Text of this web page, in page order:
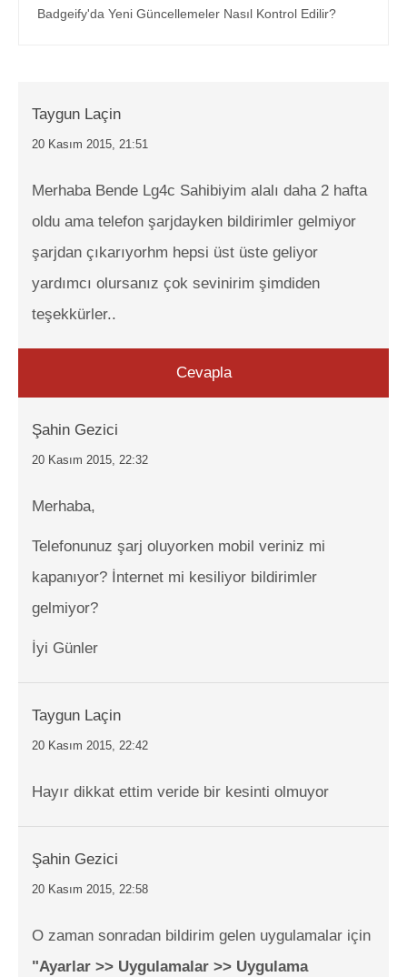
Badgeify'da Yeni Güncellemeler Nasıl Kontrol Edilir?
Taygun Laçin
20 Kasım 2015, 21:51
Merhaba Bende Lg4c Sahibiyim alalı daha 2 hafta
oldu ama telefon şarjdayken bildirimler gelmiyor
şarjdan çıkarıyorhm hepsi üst üste geliyor
yardımcı olursanız çok sevinirim şimdiden
teşekkürler..
Cevapla
Şahin Gezici
20 Kasım 2015, 22:32
Merhaba,
Telefonunuz şarj oluyorken mobil veriniz mi
kapanıyor? İnternet mi kesiliyor bildirimler
gelmiyor?
İyi Günler
Taygun Laçin
20 Kasım 2015, 22:42
Hayır dikkat ettim veride bir kesinti olmuyor
Şahin Gezici
20 Kasım 2015, 22:58
O zaman sonradan bildirim gelen uygulamalar için
"Ayarlar >> Uygulamalar >> Uygulama